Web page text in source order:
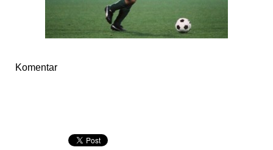
Komentar